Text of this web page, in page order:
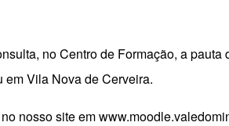
no Centro de Formação, a
Vila Nova de Cerveira.
nosso site em